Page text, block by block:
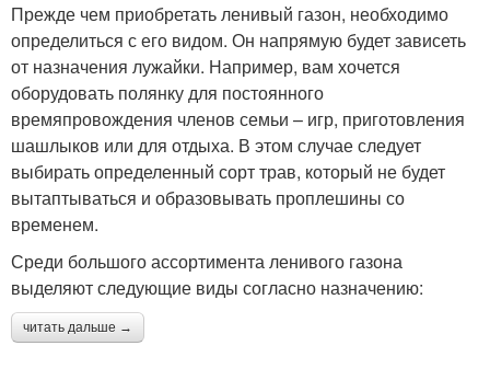
Прежде чем приобретать ленивый газон, необходимо
определиться с его видом. Он напрямую будет зависеть
от назначения лужайки. Например, вам хочется
оборудовать полянку для постоянного
времяпровождения членов семьи – игр, приготовления
шашлыков или для отдыха. В этом случае следует
выбирать определенный сорт трав, который не будет
вытаптываться и образовывать проплешины со
временем.
Среди большого ассортимента ленивого газона
выделяют следующие виды согласно назначению:
читать дальше →